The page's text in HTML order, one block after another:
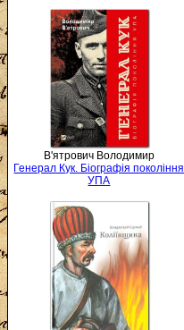
В'ятрович Володимир
Генерал Кук. Біографія покоління
УПА